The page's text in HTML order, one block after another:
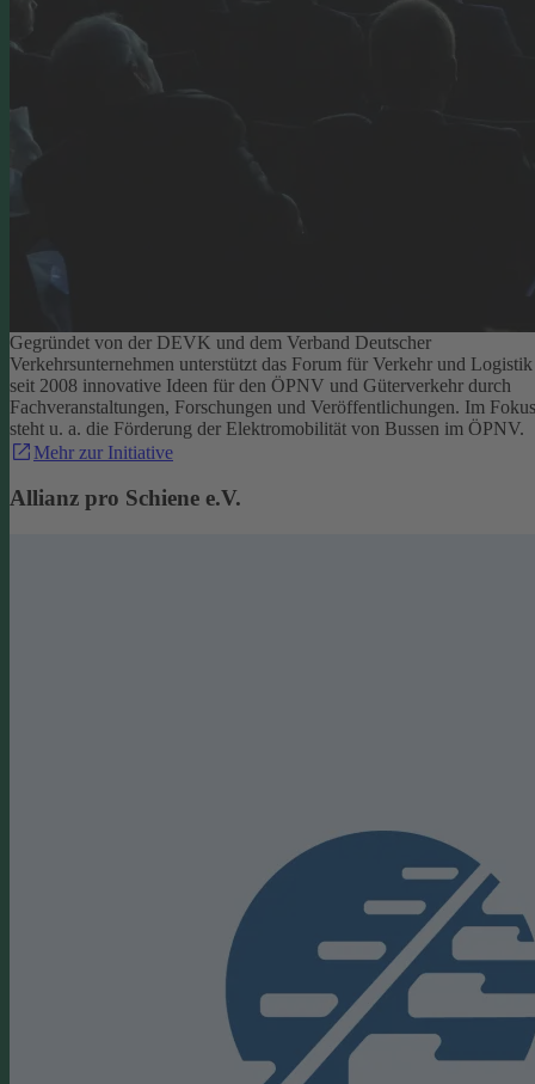
Gegründet von der DEVK und dem Verband Deutscher
Verkehrsunternehmen unterstützt das Forum für Verkehr und Logistik
seit 2008 innovative Ideen für den ÖPNV und Güterverkehr durch
Fachveranstaltungen, Forschungen und Veröffentlichungen. Im Fokus
steht u. a. die Förderung der Elektromobilität von Bussen im ÖPNV.
Mehr zur Initiative
Allianz pro Schiene e.V.